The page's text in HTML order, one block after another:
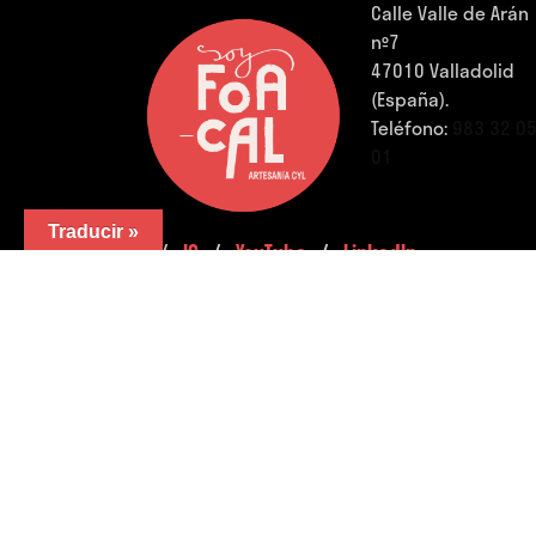
Calle Valle de Arán
nº7
47010 Valladolid
(España).
Teléfono:
FB./IG./YouTube./LinkedIn.
Traducir »